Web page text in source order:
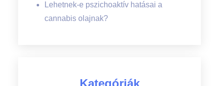
Lehetnek-e pszichoaktív hatásai a
cannabis olajnak?
Kategóriák